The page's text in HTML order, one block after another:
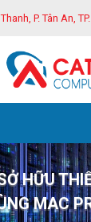
P. Tân An,
HỮU
MAC